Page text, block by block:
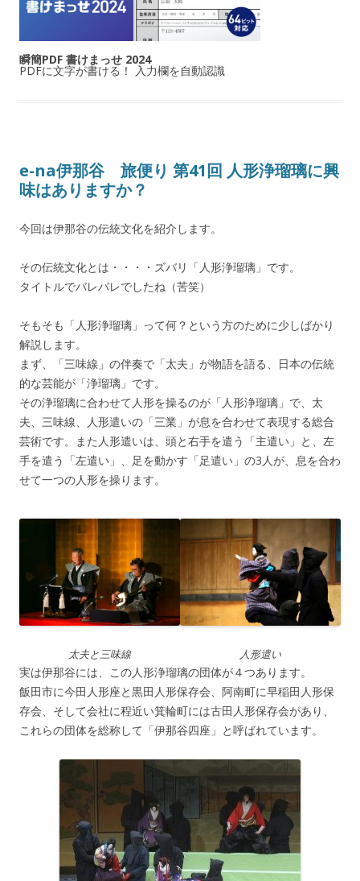
瞬簡PDF 書けまっせ 2024
PDFに文字が書ける！ 入力欄を自動認識
e-na伊那谷 旅便り 第41回 人形浄瑠璃に興
味はありますか？
今回は伊那谷の伝統文化を紹介します。
その伝統文化とは・・・・ズバリ「人形浄瑠璃」です。
タイトルでバレバレでしたね（苦笑）
そもそも「人形浄瑠璃」って何？という方のために少しばかり
解説します。
まず、「三味線」の伴奏で「太夫」が物語を語る、日本の伝統
的な芸能が「浄瑠璃」です。
その浄瑠璃に合わせて人形を操るのが「人形浄瑠璃」で、太
夫、三味線、人形遣いの「三業」が息を合わせて表現する総合
芸術です。また人形遣いは、頭と右手を遣う「主遣い」と、左
手を遣う「左遣い」、足を動かす「足遣い」の3人が、息を合わ
せて一つの人形を操ります。
太夫と三味線 人形遣い
実は伊那谷には、この人形浄瑠璃の団体が４つあります。
飯田市に今田人形座と黒田人形保存会、阿南町に早稲田人形保
存会、そして会社に程近い箕輪町には古田人形保存会があり、
これらの団体を総称して「伊那谷四座」と呼ばれています。